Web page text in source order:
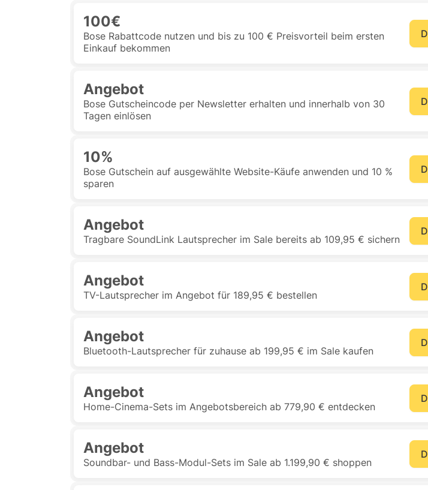
100€
Bose Rabattcode nutzen und bis zu 100 € Preisvorteil beim ersten
Einkauf bekommen
Angebot
Bose Gutscheincode per Newsletter erhalten und innerhalb von 30
Tagen einlösen
10%
Bose Gutschein auf ausgewählte Website-Käufe anwenden und 10 %
sparen
Angebot
Tragbare SoundLink Lautsprecher im Sale bereits ab 109,95 € sichern
Angebot
TV-Lautsprecher im Angebot für 189,95 € bestellen
Angebot
Bluetooth-Lautsprecher für zuhause ab 199,95 € im Sale kaufen
Angebot
Home-Cinema-Sets im Angebotsbereich ab 779,90 € entdecken
Angebot
Soundbar- und Bass-Modul-Sets im Sale ab 1.199,90 € shoppen